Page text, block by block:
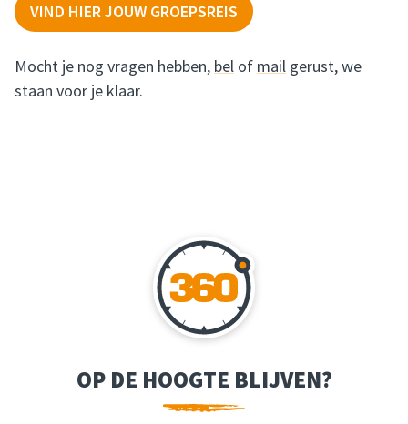
VIND HIER JOUW GROEPSREIS
Mocht je nog vragen hebben, bel of mail gerust, we
staan voor je klaar.
OP DE HOOGTE BLIJVEN?